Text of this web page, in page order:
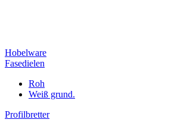
Hobelware
Fasedielen
Roh
Weiß grund.
Profilbretter